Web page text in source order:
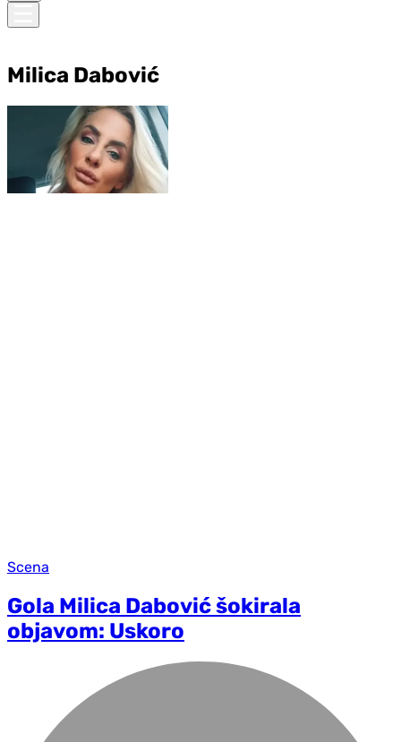
Milica Dabović
Scena
Gola Milica Dabović šokirala
objavom: Uskoro